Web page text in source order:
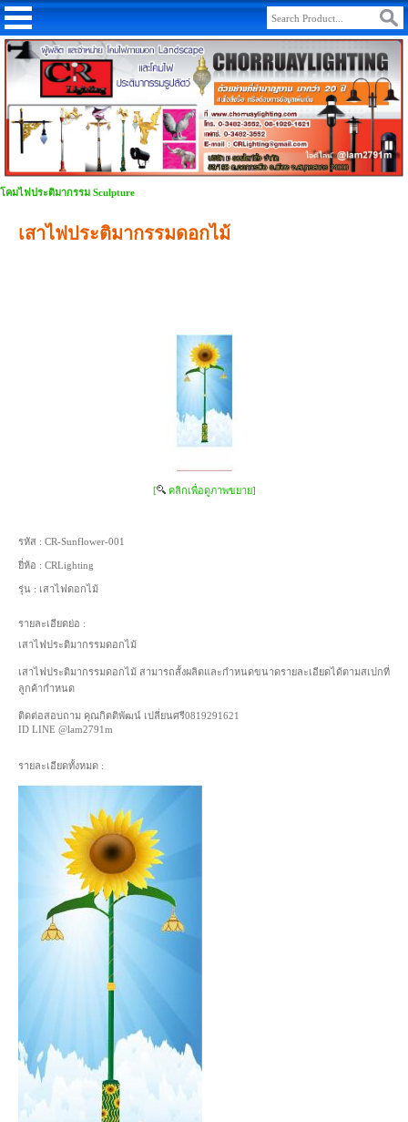
โคมไฟประติมากรรม Sculpture
เสาไฟประติมากรรมดอกไม้
[ คลิกเพื่อดูภาพขยาย]
รหัส : CR-Sunflower-001
ยี่ห้อ : CRLighting
รุ่น : เสาไฟดอกไม้
รายละเอียดย่อ :
เสาไฟประติมากรรมดอกไม้
เสาไฟประติมากรรมดอกไม้ สามารถสั้งผลิตและกำหนดขนาดรายละเอียดได้ตามสเปกที่
ลูกค้ากำหนด
ติดต่อสอบถาม คุณกิตติพัฒน์ เปลี่ยนศรี0819291621
ID LINE @lam2791m
รายละเอียดทั้งหมด :